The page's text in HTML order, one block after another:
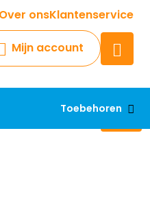
Over onsKlantenservice
Mijn account
Toebehoren
op uw vraag
onze chatbot